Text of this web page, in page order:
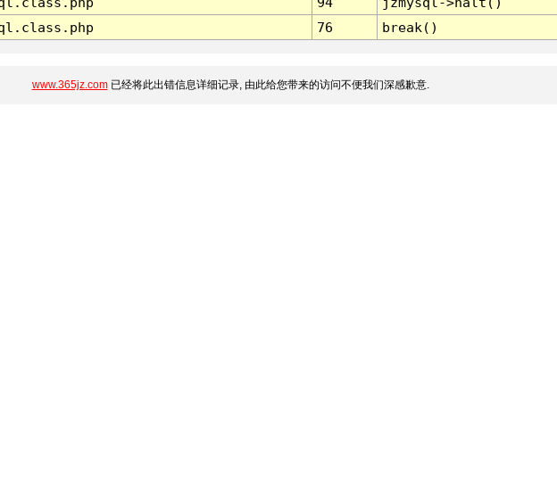
76 break()
www.365jz.com已经将此出错信息详细记录, 由此给您带来的访问不便我们深感歉意.